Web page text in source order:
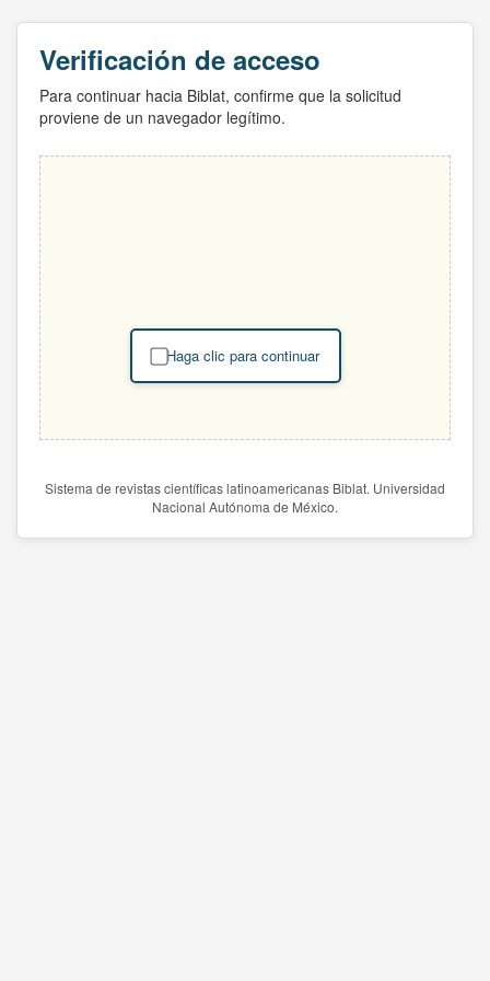
Verificación de acceso
Para continuar hacia Biblat, confirme que la solicitud
proviene de un navegador legítimo.
Haga clic para continuar
Sistema de revistas científicas latinoamericanas Biblat. Universidad
Nacional Autónoma de México.